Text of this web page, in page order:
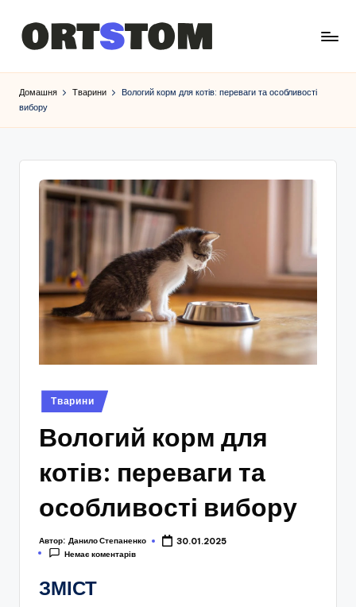
Домашня Тварини
Вологий корм для котів: переваги та особливості
вибору
Опубліковано
у
Тварини
Вологий корм для
котів: переваги та
особливості вибору
Автор: Данило Степаненко
30.01.2025
Немає коментарів
ЗМІСТ